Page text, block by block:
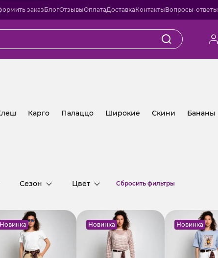
заказБлогОтзывыОплатаДоставкаКонтактыВопросы-ответы
Карго Палаццо Широкие Скини Бананы
Сезон Цвет Cбросить фильтры
Новинка Новинка Новинка